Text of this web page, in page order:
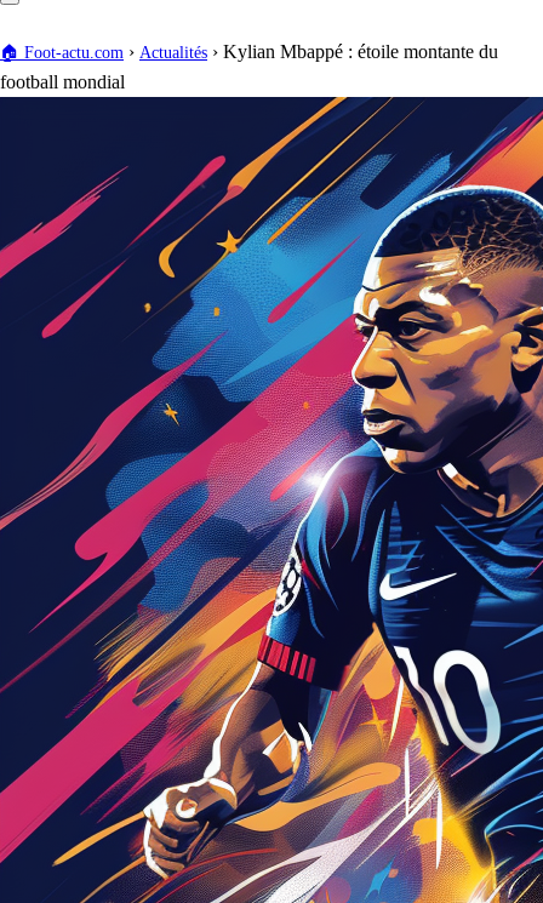
🏠 Foot-actu.com › Actualités › Kylian Mbappé : étoile montante du
football mondial